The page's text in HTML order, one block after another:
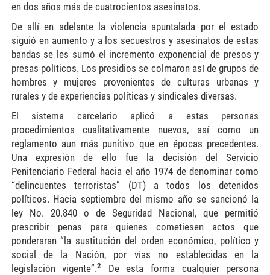
en dos años más de cuatrocientos asesinatos.
De allí en adelante la violencia apuntalada por el estado
siguió en aumento y a los secuestros y asesinatos de estas
bandas se les sumó el incremento exponencial de presos y
presas políticos. Los presidios se colmaron así de grupos de
hombres y mujeres provenientes de culturas urbanas y
rurales y de experiencias políticas y sindicales diversas.
El sistema carcelario aplicó a estas personas
procedimientos cualitativamente nuevos, así como un
reglamento aun más punitivo que en épocas precedentes.
Una expresión de ello fue la decisión del Servicio
Penitenciario Federal hacia el año 1974 de denominar como
“delincuentes terroristas” (DT) a todos los detenidos
políticos. Hacia septiembre del mismo año se sancionó la
ley No. 20.840 o de Seguridad Nacional, que permitió
prescribir penas para quienes cometiesen actos que
ponderaran “la sustitución del orden económico, político y
social de la Nación, por vías no establecidas en la
legislación vigente”.2
De esta forma cualquier persona